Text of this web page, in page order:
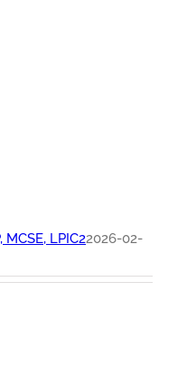
MCSE, LPIC22026-02-